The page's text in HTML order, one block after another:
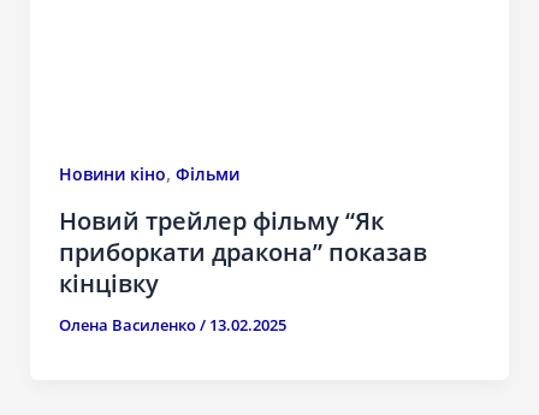
Новини кіно, Фільми
Новий трейлер фільму “Як
приборкати дракона” показав
кінцівку
Олена Василенко/ 13.02.2025